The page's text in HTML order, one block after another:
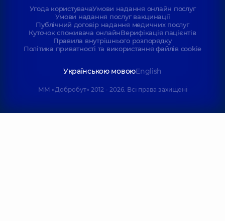
Угода користувачаУмови надання онлайн послуг
Умови надання послуг вакцинації
Публічний договір надання медичних послуг
Куточок споживача онлайнВерифікація пацієнтів
Правила внутрішнього розпорядку
Політика приватності та використання файлів cookie
Українською мовоюEnglish
ММ «Добробут» 2012 - 2026. Всі права захищені